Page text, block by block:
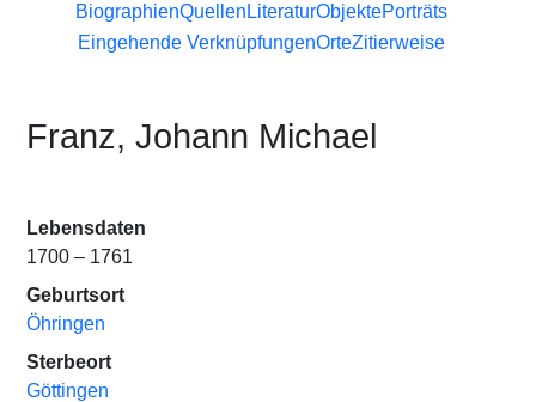
BiographienQuellen LiteraturObjektePorträts
Eingehende VerknüpfungenOrteZitierweise
Franz, Johann Michael
Lebensdaten
1700 – 1761
Geburtsort
Öhringen
Sterbeort
Göttingen